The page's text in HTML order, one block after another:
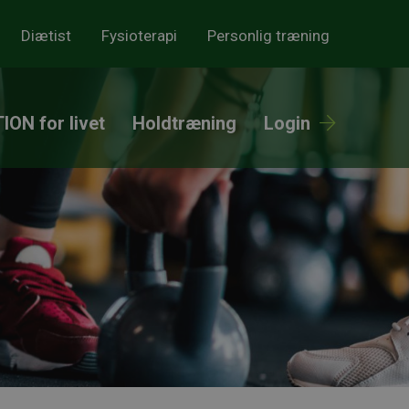
Diætist Fysioterapi Personlig træning
for livet Holdtræning Login